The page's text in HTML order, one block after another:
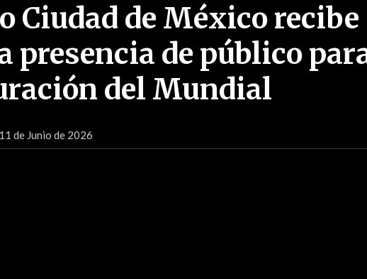
Ciudad de México recibe
presencia de público
del Mundial
de Junio de 2026